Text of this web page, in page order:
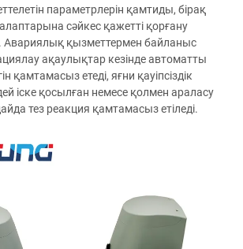
параметрлерін қамтиды, бірақ
сәйкес қажетті қорғану
Авариялық қызметтермен байланыс
ақаулықтар кезінде автоматты
қамтамасыз етеді, яғни қауіпсіздік
іске қосылған немесе қолмен араласу
тез реакция қамтамасыз етіледі.